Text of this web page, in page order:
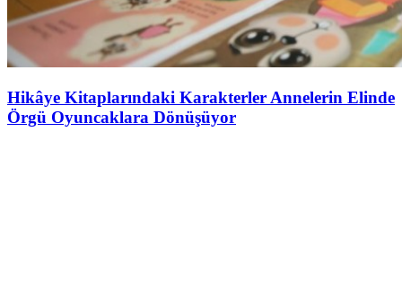
Hikâye Kitaplarındaki Karakterler Annelerin Elinde
Örgü Oyuncaklara Dönüşüyor